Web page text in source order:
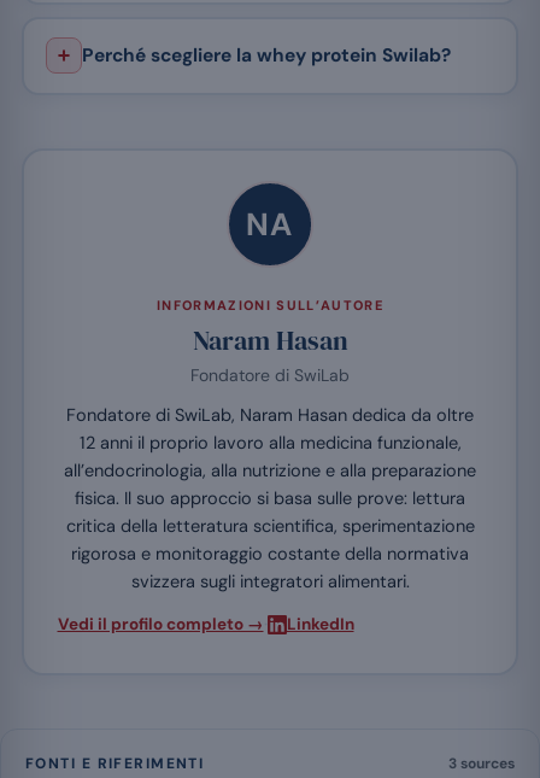
Perché scegliere la whey protein Swilab?
NA
INFORMAZIONI SULL’AUTORE
Naram Hasan
Fondatore di SwiLab
Fondatore di SwiLab, Naram Hasan dedica da oltre
12 anni il proprio lavoro alla medicina funzionale,
all’endocrinologia, alla nutrizione e alla preparazione
fisica. Il suo approccio si basa sulle prove: lettura
critica della letteratura scientifica, sperimentazione
rigorosa e monitoraggio costante della normativa
svizzera sugli integratori alimentari.
Vedi il profilo completo → LinkedIn
FONTI E RIFERIMENTI 3 sources